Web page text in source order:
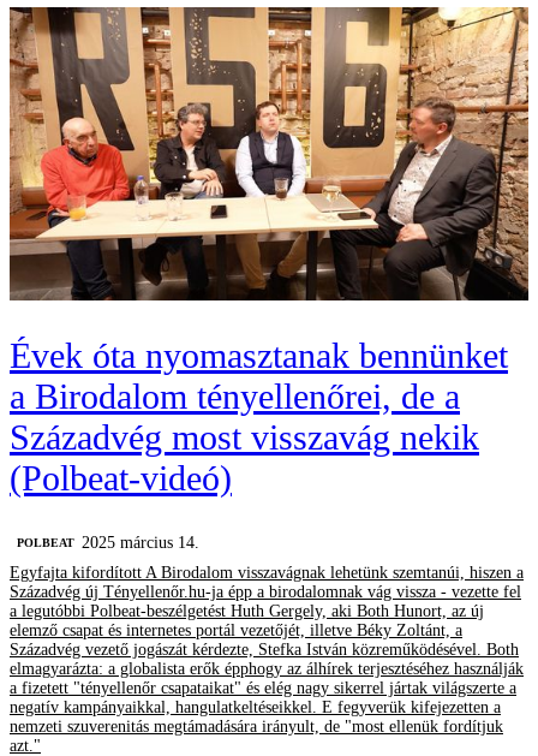
Évek óta nyomasztanak bennünket
a Birodalom tényellenőrei, de a
Századvég most visszavág nekik
(Polbeat-videó)
‎POLBEAT
2025 március 14.
Egyfajta kifordított A Birodalom visszavágnak lehetünk szemtanúi, hiszen a
Századvég új Tényellenőr.hu-ja épp a birodalomnak vág vissza - vezette fel
a legutóbbi Polbeat-beszélgetést Huth Gergely, aki Both Hunort, az új
elemző csapat és internetes portál vezetőjét, illetve Béky Zoltánt, a
Századvég vezető jogászát kérdezte, Stefka István közreműködésével. Both
elmagyarázta: a globalista erők épphogy az álhírek terjesztéséhez használják
a fizetett "tényellenőr csapataikat" és elég nagy sikerrel jártak világszerte a
negatív kampányaikkal, hangulatkeltéseikkel. E fegyverük kifejezetten a
nemzeti szuverenitás megtámadására irányult, de "most ellenük fordítjuk
azt."